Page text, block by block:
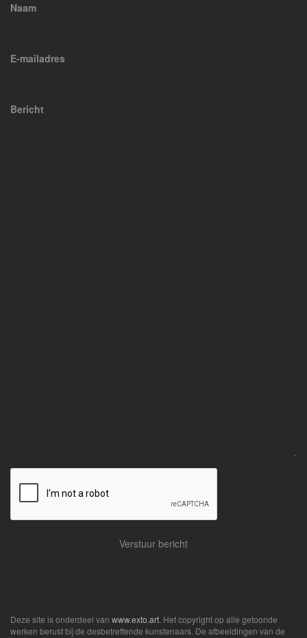
Naam
E-mailadres
Bericht
Deze site is onderdeel van www.exto.art . Het copyright op alle getoonde
werken berust bij de desbetreffende kunstenaars. De afbeeldingen van de